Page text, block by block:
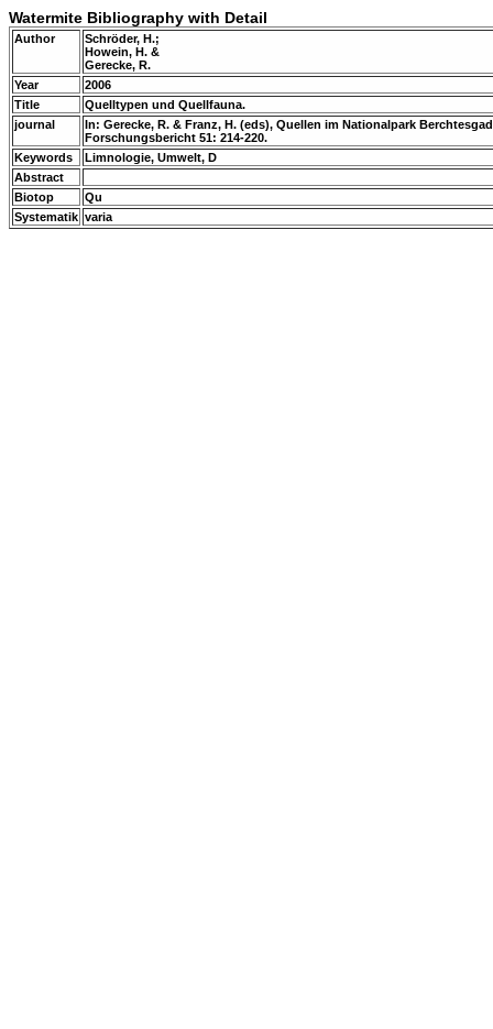
Watermite Bibliography with Detail
Author
Schröder, H.;
Howein, H. &
Gerecke, R.
Year
2006
Title
Quelltypen und Quellfauna.
journal
In: Gerecke, R. & Franz, H. (eds), Quellen im Nationalpark
Forschungsbericht 51: 214-220.
Keywords
Limnologie, Umwelt, D
Abstract
Biotop
Qu
Systematik varia